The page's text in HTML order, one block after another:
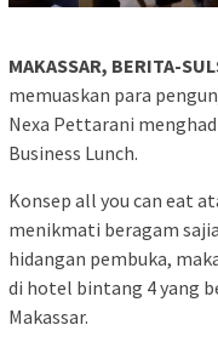
MAKASSAR, BERITA-
memuaskan para
Nexa Pettarani
Business Lunch.
Konsep all you can eat
menikmati beragam
hidangan pembuka,
di hotel bintang 4 yang
Makassar.